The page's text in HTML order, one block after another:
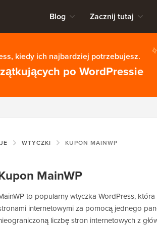
Blog Zacznij tutaj
kiedy ich najbardziej potrzebujesz.
po WordPressie
WTYCZKI KUPON MAINWP
MainWP
to popularny wtyczka WordPress,
internetowymi za pomocą jednego
liczbę stron internetowych z